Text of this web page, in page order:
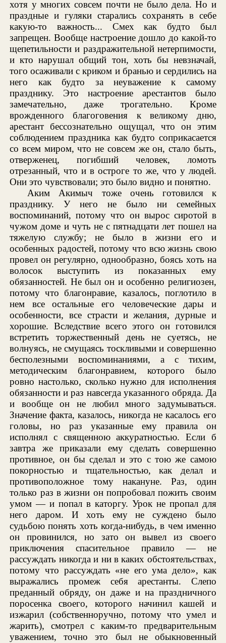
хотя у многих совсем почти не было дела. Но и
праздные и гуляки старались сохранять в себе
какую-то важность... Смех как будто был
запрещен. Вообще настроение дошло до какой-то
щепетильности и раздражительной нетерпимости,
и кто нарушал общий тон, хоть бы невзначай,
того осаживали с криком и бранью и сердились на
него как будто за неуважение к самому
празднику. Это настроение арестантов было
замечательно, даже трогательно. Кроме
врожденного благоговения к великому дню,
арестант бессознательно ощущал, что он этим
соблюдением праздника как будто соприкасается
со всем миром, что не совсем же он, стало быть,
отверженец, погибший человек, ломоть
отрезанный, что и в остроге то же, что у людей.
Они это чувствовали; это было видно и понятно.
Аким Акимыч тоже очень готовился к
празднику. У него не было ни семейных
воспоминаний, потому что он вырос сиротой в
чужом доме и чуть не с пятнадцати лет пошел на
тяжелую службу; не было в жизни его и
особенных радостей, потому что всю жизнь свою
провел он регулярно, однообразно, боясь хоть на
волосок выступить из показанных ему
обязанностей. Не был он и особенно религиозен,
потому что благонравие, казалось, поглотило в
нем все остальные его человеческие дары и
особенности, все страсти и желания, дурные и
хорошие. Вследствие всего этого он готовился
встретить торжественный день не суетясь, не
волнуясь, не смущаясь тоскливыми и совершенно
бесполезными воспоминаниями, а с тихим,
методическим благонравием, которого было
ровно настолько, сколько нужно для исполнения
обязанности и раз навсегда указанного обряда. Да
и вообще он не любил много задумываться.
Значение факта, казалось, никогда не касалось его
головы, но раз указанные ему правила он
исполнял с священною аккуратностью. Если б
завтра же приказали ему сделать совершенно
противное, он бы сделал и это с тою же самою
покорностью и тщательностью, как делал и
противоположное тому накануне. Раз, один
только раз в жизни он попробовал пожить своим
умом — и попал в каторгу. Урок не пропал для
него даром. И хоть ему не суждено было
судьбою понять хоть когда-нибудь, в чем именно
он провинился, но зато он вывел из своего
приключения спасительное правило — не
рассуждать никогда и ни в каких обстоятельствах,
потому что рассуждать «не его ума дело», как
выражались промеж себя арестанты. Слепо
преданный обряду, он даже и на праздничного
поросенка своего, которого начинил кашей и
изжарил (собственноручно, потому что умел и
жарить), смотрел с каким-то предварительным
уважением, точно это был не обыкновенный